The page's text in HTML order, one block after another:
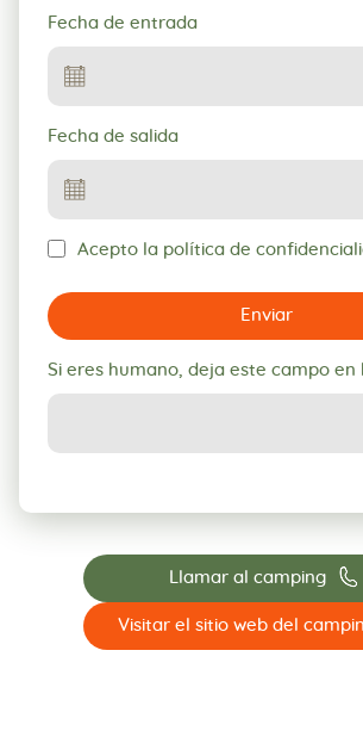
Fecha de entrada
Fecha de salida
Acepto la política de
Enviar
Si eres humano, deja este campo en
Llamar al camping 📞
Visitar el sitio web del